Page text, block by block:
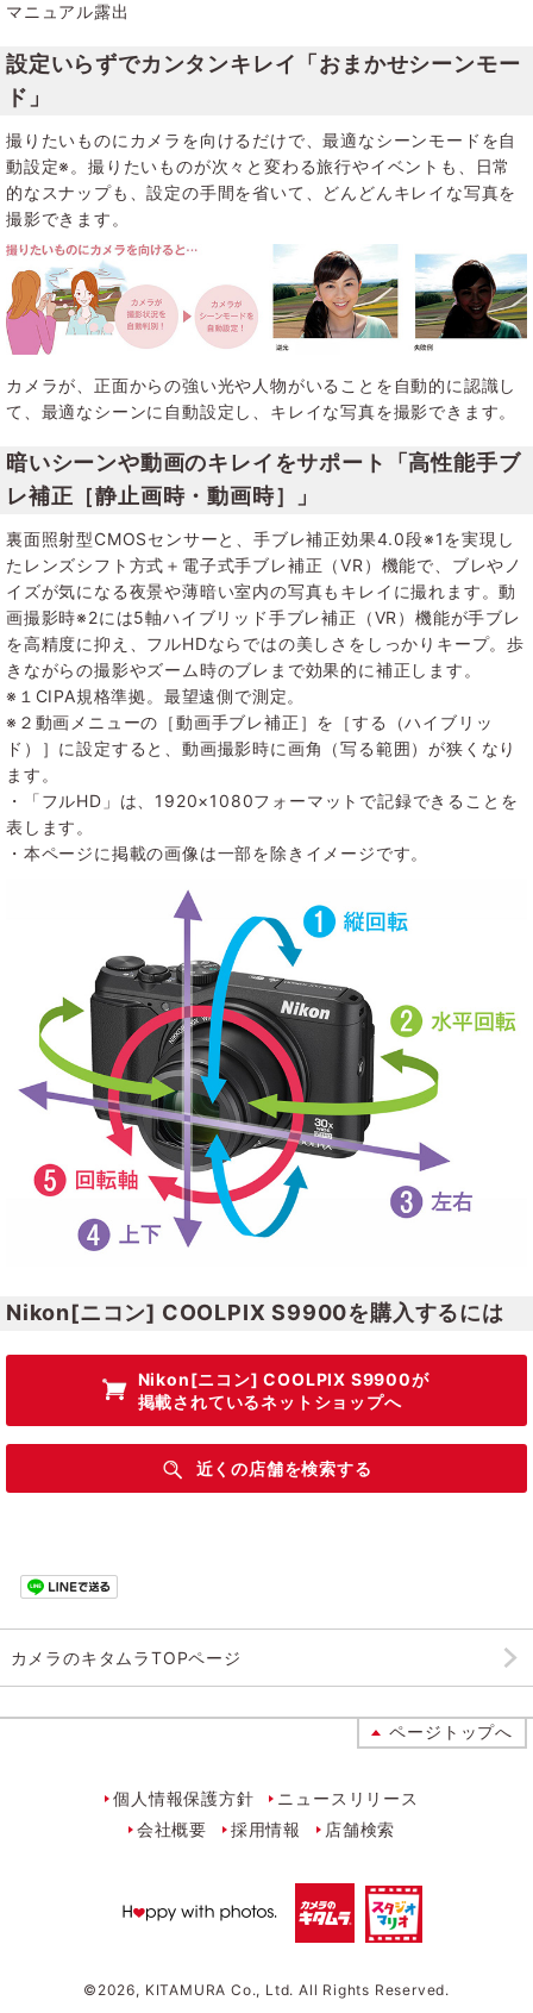
マニュアル露出
設定いらずでカンタンキレイ「おまかせシーンモー
ド」
撮りたいものにカメラを向けるだけで、最適なシーンモードを自
動設定※。撮りたいものが次々と変わる旅行やイベントも、日常
的なスナップも、設定の手間を省いて、どんどんキレイな写真を
撮影できます。
カメラが、正面からの強い光や人物がいることを自動的に認識し
て、最適なシーンに自動設定し、キレイな写真を撮影できます。
暗いシーンや動画のキレイをサポート「高性能手ブ
レ補正［静止画時・動画時］」
裏面照射型CMOSセンサーと、手ブレ補正効果4.0段※1を実現し
たレンズシフト方式＋電子式手ブレ補正（VR）機能で、ブレやノ
イズが気になる夜景や薄暗い室内の写真もキレイに撮れます。動
画撮影時※2には5軸ハイブリッド手ブレ補正（VR）機能が手ブレ
を高精度に抑え、フルHDならではの美しさをしっかりキープ。歩
きながらの撮影やズーム時のブレまで効果的に補正します。
※１CIPA規格準拠。最望遠側で測定。
※２動画メニューの［動画手ブレ補正］を［する（ハイブリッ
ド）］に設定すると、動画撮影時に画角（写る範囲）が狭くなり
ます。
・「フルHD」は、1920×1080フォーマットで記録できることを
表します。
・本ページに掲載の画像は一部を除きイメージです。
Nikon[ニコン] COOLPIX S9900を購入するには
Nikon[ニコン] COOLPIX S9900が
掲載されているネットショップへ
近くの店舗を検索する
カメラのキタムラTOPページ
ページトップへ
個人情報保護方針
ニュースリリース
会社概要
採用情報 店舗検索
© 2026, KITAMURA Co., Ltd. All Rights Reserved.